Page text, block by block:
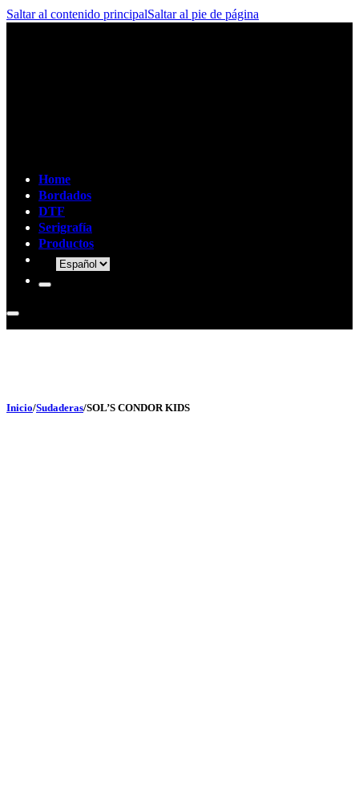
Saltar al contenido principalSaltar al pie de página
Home
Bordados
DTF
Serigrafía
Productos
Inicio/Sudaderas/SOL’S CONDOR KIDS